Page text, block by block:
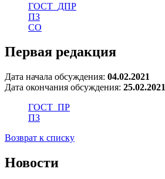
ГОСТ_ДПР
ПЗ
СО
Первая редакция
Дата начала обсуждения: 04.02.2021
Дата окончания обсуждения: 25.02.2021
ГОСТ_ПР
ПЗ
Возврат к списку
Новости